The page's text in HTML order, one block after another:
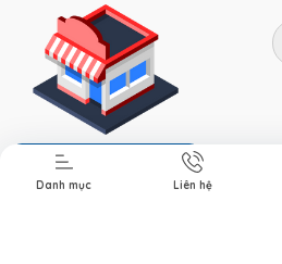
Danh mục Liên hệ
Địa chỉ cửa hàng